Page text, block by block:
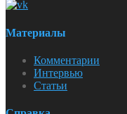
Материалы
Комментарии
Интервью
Статьи